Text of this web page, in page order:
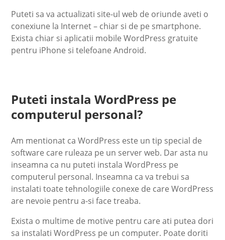
Puteti sa va actualizati site-ul web de oriunde aveti o
conexiune la Internet – chiar si de pe smartphone.
Exista chiar si aplicatii mobile WordPress gratuite
pentru iPhone si telefoane Android.
Puteti instala WordPress pe
computerul personal?
Am mentionat ca WordPress este un tip special de
software care ruleaza pe un server web. Dar asta nu
inseamna ca nu puteti instala WordPress pe
computerul personal. Inseamna ca va trebui sa
instalati toate tehnologiile conexe de care WordPress
are nevoie pentru a-si face treaba.
Exista o multime de motive pentru care ati putea dori
sa instalati WordPress pe un computer. Poate doriti